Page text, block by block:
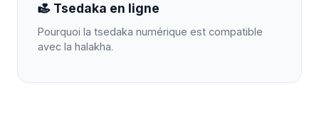
Tsedaka en ligne
Pourquoi la tsedaka numérique est compatible
avec la halakha.